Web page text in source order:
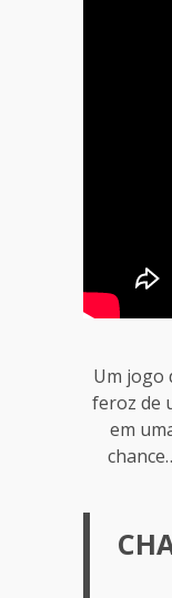
Um jogo
feroz de
em